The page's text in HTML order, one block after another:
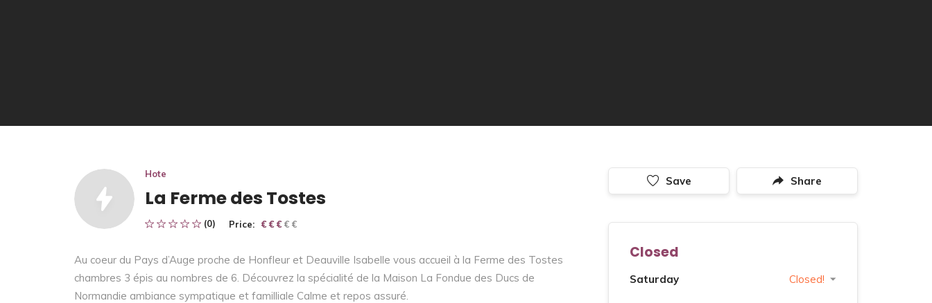
Hote
La Ferme des Tostes
(0) Price: € € € € €
€ € €
Au coeur du Pays d’Auge proche de Honfleur et Deauville Isabelle vous accueil à la Ferme des Tostes
chambres 3 épis au nombres de 6. Découvrez la spécialité de la Maison La Fondue des Ducs de
Normandie ambiance sympatique et familliale Calme et repos assuré.
Save Share
Closed
Saturday Closed!